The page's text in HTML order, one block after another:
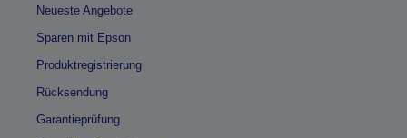
Neueste Angebote
Sparen mit Epson
Produktregistrierung
Rücksendung
Garantieprüfung